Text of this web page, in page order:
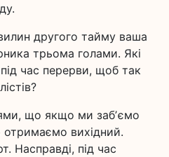
другого тайму ваша
трьома голами. Які
час перерви, щоб так
що якщо ми забʼємо
отримаємо вихідний.
Насправді, під час